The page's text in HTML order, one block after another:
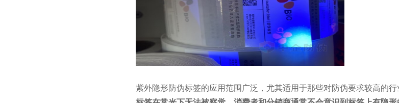
紫外隐形防伪标签的应用范围广泛，尤其适用于那些对防伪要求较高的行